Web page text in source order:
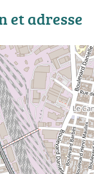
et adresse